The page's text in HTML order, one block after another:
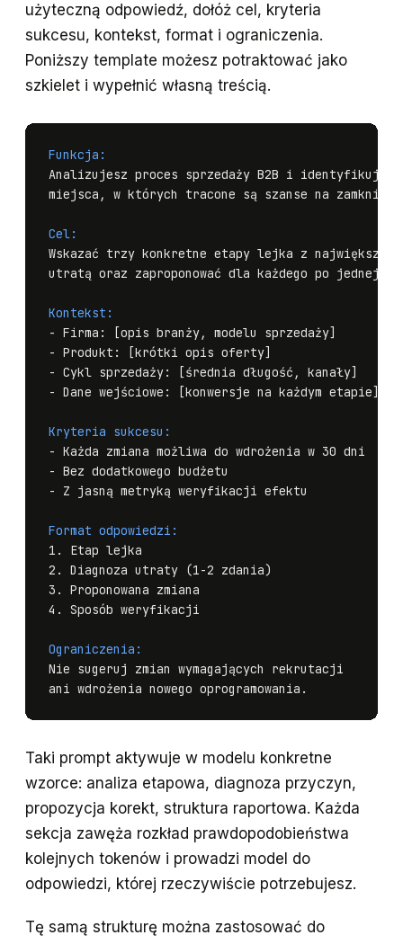
użyteczną odpowiedź, dołóż cel, kryteria
sukcesu, kontekst, format i ograniczenia.
Poniższy template możesz potraktować jako
szkielet i wypełnić własną treścią.
Funkcja:
Analizujesz proces sprzedaży B2B i identyfikujesz
miejsca, w których tracone są szanse na
Cel:
Wskazać trzy konkretne etapy lejka z największą
utratą oraz zaproponować dla każdego po jednej
Kontekst:
- Firma: [opis branży, modelu sprzedaży]
- Produkt: [krótki opis oferty]
- Cykl sprzedaży: [średnia długość, kanały]
- Dane wejściowe: [konwersje na każdym etapie]
Kryteria sukcesu:
- Każda zmiana możliwa do wdrożenia w 30 dni
- Bez dodatkowego budżetu
- Z jasną metryką weryfikacji efektu
Format odpowiedzi:
1. Etap lejka
2. Diagnoza utraty (1-2 zdania)
3. Proponowana zmiana
4. Sposób weryfikacji
Ograniczenia:
Nie sugeruj zmian wymagających rekrutacji
ani wdrożenia nowego oprogramowania.
Taki prompt aktywuje w modelu konkretne
wzorce: analiza etapowa, diagnoza przyczyn,
propozycja korekt, struktura raportowa. Każda
sekcja zawęża rozkład prawdopodobieństwa
kolejnych tokenów i prowadzi model do
odpowiedzi, której rzeczywiście potrzebujesz.
Tę samą strukturę można zastosować do